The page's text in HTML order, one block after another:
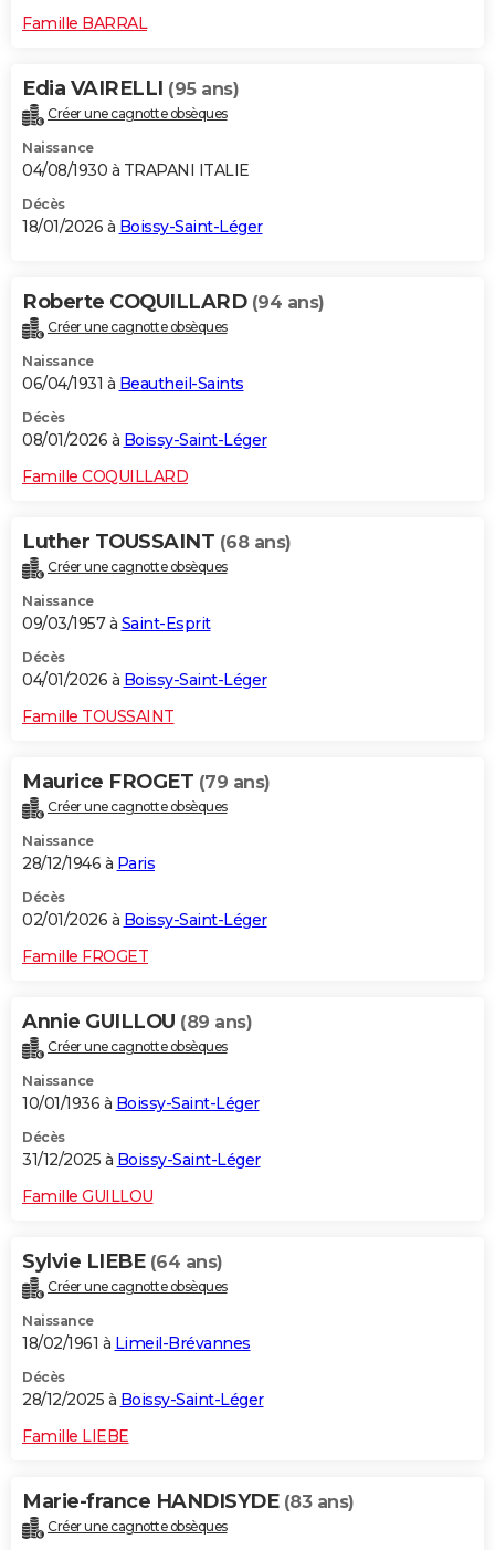
Famille BARRAL
Edia VAIRELLI (95 ans)
Créer une cagnotte obsèques
Naissance
04/08/1930 à TRAPANI ITALIE
Décès
18/01/2026 à Boissy-Saint-Léger
Roberte COQUILLARD (94 ans)
Créer une cagnotte obsèques
Naissance
06/04/1931 à Beautheil-Saints
Décès
08/01/2026 à Boissy-Saint-Léger
Famille COQUILLARD
Luther TOUSSAINT (68 ans)
Créer une cagnotte obsèques
Naissance
09/03/1957 à Saint-Esprit
Décès
04/01/2026 à Boissy-Saint-Léger
Famille TOUSSAINT
Maurice FROGET (79 ans)
Créer une cagnotte obsèques
Naissance
28/12/1946 à Paris
Décès
02/01/2026 à Boissy-Saint-Léger
Famille FROGET
Annie GUILLOU (89 ans)
Créer une cagnotte obsèques
Naissance
10/01/1936 à Boissy-Saint-Léger
Décès
31/12/2025 à Boissy-Saint-Léger
Famille GUILLOU
Sylvie LIEBE (64 ans)
Créer une cagnotte obsèques
Naissance
18/02/1961 à Limeil-Brévannes
Décès
28/12/2025 à Boissy-Saint-Léger
Famille LIEBE
Marie-france HANDISYDE (83 ans)
Créer une cagnotte obsèques